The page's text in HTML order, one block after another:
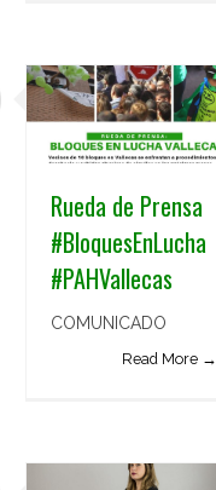
Rueda de Prensa
#BloquesEnLucha
#PAHVallecas
COMUNICADO
Read More →